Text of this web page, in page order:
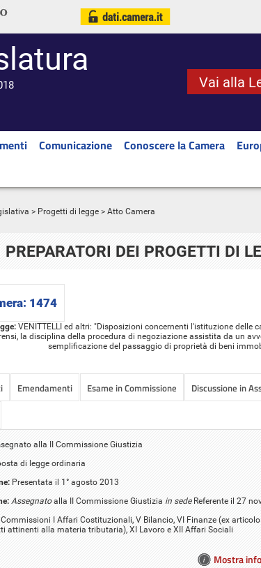
Vai alla
Comunicazione Conoscere la Camera
> Progetti di legge > Atto Camera
PREPARATORI DEI PROGETTI DI
1474
VENITTELLI ed altri: "Disposizioni concernenti l'istituzione delle
la disciplina della procedura di negoziazione assistita da un
semplificazione del passaggio di proprietà di beni
Emendamenti Esame in Commissione Discussione in
alla II Commissione Giustizia
di legge ordinaria
Presentata il 1° agosto 2013
Assegnatoalla II Commissione Giustizia in sede Referente il 27
Commissioni I Affari Costituzionali, V Bilancio, VI Finanze (ex
attinenti alla materia tributaria), XI Lavoro e XII Affari Sociali
Mostra